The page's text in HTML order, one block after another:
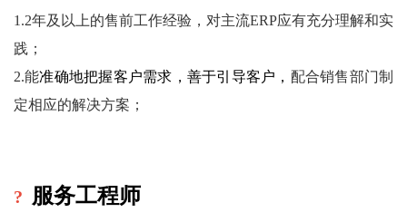
1.2年及以上的售前工作经验，对主流ERP应有充分理解和实
践；
2.能准确地把握客户需求，善于引导客户， 配合销售部门制
定相应的解决方案 ；
? 服务工程师